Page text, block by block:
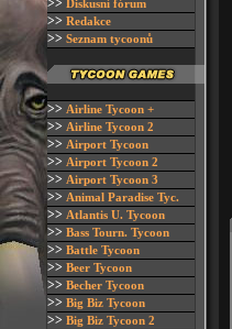
>> Diskusní fórum
>> Redakce
>> Seznam tycoonů
>> Airline Tycoon +
>> Airline Tycoon 2
>> Airport Tycoon
>> Airport Tycoon 2
>> Airport Tycoon 3
>> Animal Paradise Tyc.
>> Atlantis U. Tycoon
>> Bass Tourn. Tycoon
>> Battle Tycoon
>> Beer Tycoon
>> Becher Tycoon
>> Big Biz Tycoon
>> Big Biz Tycoon 2